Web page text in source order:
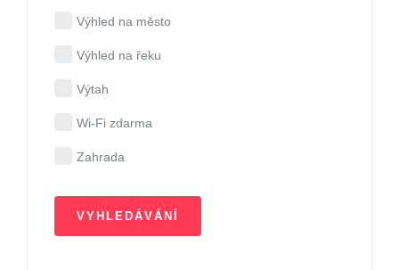
Výhled na město
Výhled na řeku
Výtah
Wi-Fi zdarma
Zahrada